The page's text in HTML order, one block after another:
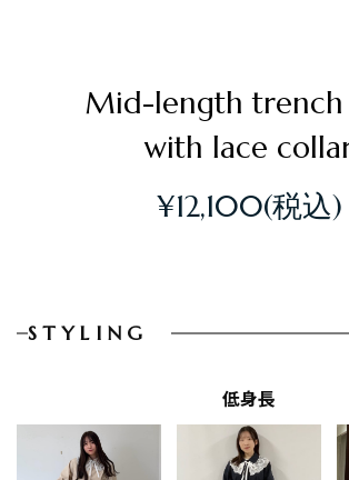
Mid-length trench
with lace
¥12,100
STYLING
低身長